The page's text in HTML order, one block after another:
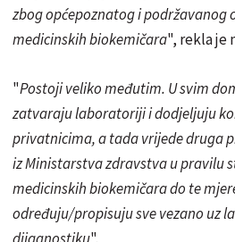
zbog općepoznatog i podržavanog
medicinskih biokemičara", rekla je
"Postoji veliko međutim. U svim
zatvaraju laboratoriji i dodjeljuju
privatnicima, a tada vrijede druga
iz Ministarstva zdravstva u pravilu
medicinskih biokemičara do te
određuju/propisuju sve vezano uz